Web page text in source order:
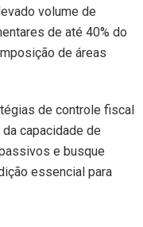
volume de
de até 40% do
de áreas
de controle fiscal
capacidade de
e busque
essencial para